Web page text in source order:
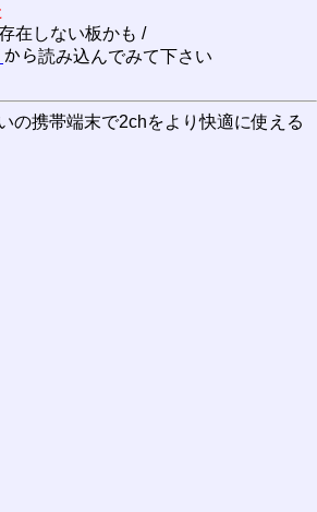
在しない板かも /
から読み込んでみて下さい
の携帯端末で2chをより快適に使える